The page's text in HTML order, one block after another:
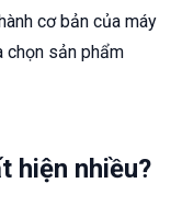
cơ bản của máy
chọn sản phẩm
hiện nhiều?